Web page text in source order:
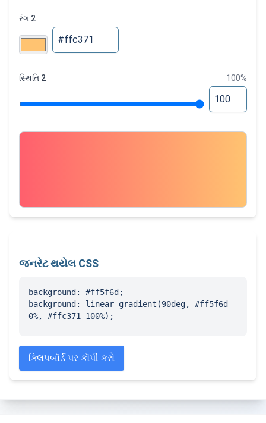
રંગ 2
સ્થિતિ 2 100%
જનરેટ થયેલ CSS
background: #ff5f6d;
background: linear-gradient(90deg, #ff5f6d
0%, #ffc371 100%);
ક્લિપબૉર્ડ પર કૉપી કરો